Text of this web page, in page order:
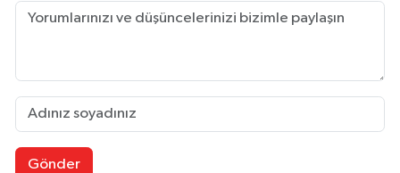
Gönder